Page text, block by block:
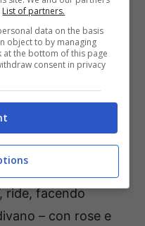
conduttore Flavio
ripete a sé
“Non fare di te
all’umiltà, ma
ritmo. La
la serietà: “La tv
ride, facendo
– con rose e
List of partners.
data on the basis
object to by managing
the bottom of this page
consent in privacy